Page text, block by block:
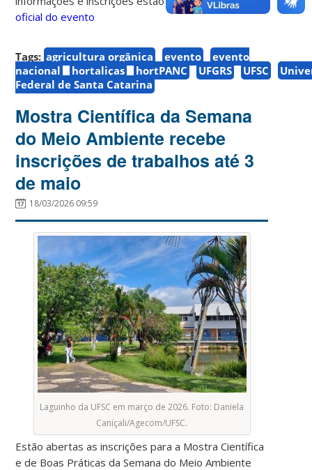
oficial do evento
Tags: agricultura orgânica evento
evento
nacional
hortaliças hortPANC UFGRS UFSC
Federal de Santa Catarina
Mostra Científica da Semana
do Meio Ambiente recebe
inscrições de trabalhos até 3
de maio
18/03/2026 09:59
Laguinho da UFSC em março de 2026. Foto: Daniela
Caniçali/Agecom/UFSC.
Estão abertas as inscrições para a Mostra Científica
e de Boas Práticas da Semana do Meio Ambiente